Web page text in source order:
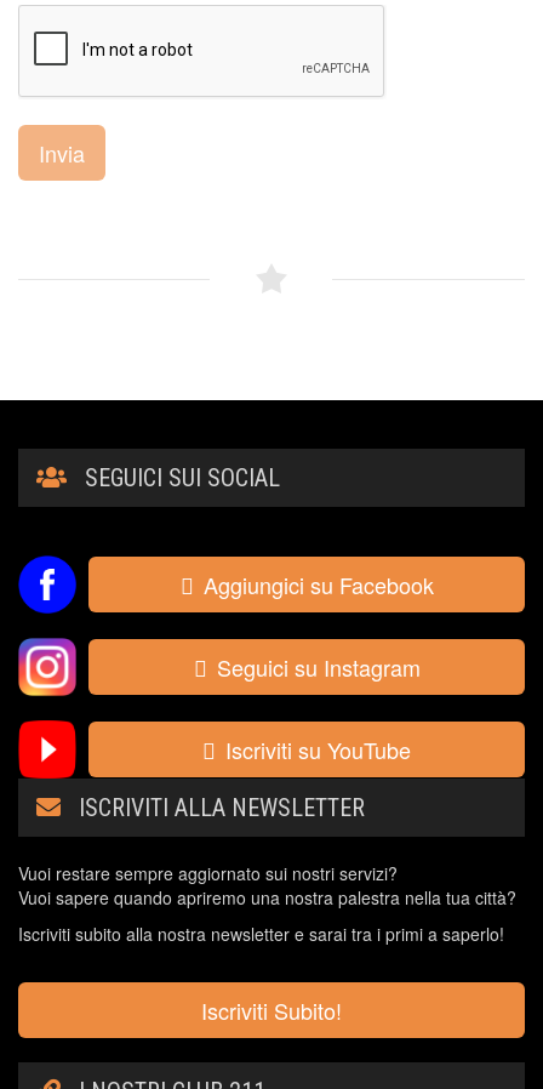
Invia
SEGUICI SUI SOCIAL
Aggiungici su Facebook
Seguici su Instagram
Iscriviti su YouTube
ISCRIVITI ALLA NEWSLETTER
Vuoi restare sempre aggiornato sui nostri servizi?
Vuoi sapere quando apriremo una nostra palestra nella tua città?
Iscriviti subito alla nostra newsletter e sarai tra i primi a saperlo!
Iscriviti Subito!